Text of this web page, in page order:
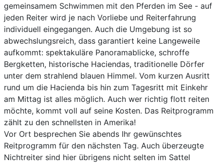
gemeinsamem Schwimmen mit den Pferden im See - auf
jeden Reiter wird je nach Vorliebe und Reiterfahrung
individuell eingegangen. Auch die Umgebung ist so
abwechslungsreich, dass garantiert keine Langeweile
aufkommt: spektakuläre Panoramablicke, schroffe
Bergketten, historische Haciendas, traditionelle Dörfer
unter dem strahlend blauen Himmel. Vom kurzen Ausritt
rund um die Hacienda bis hin zum Tagesritt mit Einkehr
am Mittag ist alles möglich. Auch wer richtig flott reiten
möchte, kommt voll auf seine Kosten. Das Reitprogramm
zählt zu den schnellsten in Amerika!
Vor Ort besprechen Sie abends Ihr gewünschtes
Reitprogramm für den nächsten Tag. Auch überzeugte
Nichtreiter sind hier übrigens nicht selten im Sattel